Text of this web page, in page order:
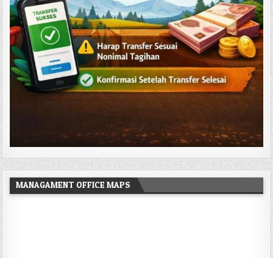
MANAGAMENT OFFICE MAPS